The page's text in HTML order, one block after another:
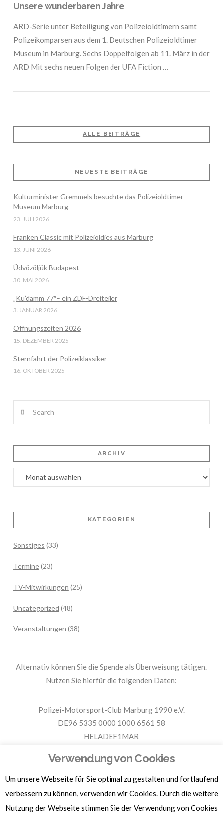
Unsere wunderbaren Jahre
ARD-Serie unter Beteiligung von Polizeioldtimern samt
Polizeikomparsen aus dem 1. Deutschen Polizeioldtimer
Museum in Marburg. Sechs Doppelfolgen ab 11. März in der
ARD Mit sechs neuen Folgen der UFA Fiction …
ALLE BEITRÄGE
NEUESTE BEITRÄGE
Kulturminister Gremmels besuchte das Polizeioldtimer
Museum Marburg
23. JULI 2026
Franken Classic mit Polizeioldies aus Marburg
13. JUNI 2026
Üdvözöljük Budapest
30. MAI 2026
„Ku’damm 77″– ein ZDF-Dreiteiler
3. JANUAR 2026
Öffnungszeiten 2026
15. DEZEMBER 2025
Sternfahrt der Polizeiklassiker
16. OKTOBER 2025
ARCHIV
Archiv
KATEGORIEN
Sonstiges (33)
Termine(23)
TV-Mitwirkungen (25)
Uncategorized (48)
Veranstaltungen (38)
Alternativ können Sie die Spende als Überweisung tätigen.
Nutzen Sie hierfür die folgenden Daten:
Polizei-Motorsport-Club Marburg 1990 e.V.
DE96 5335 0000 1000 6561 58
HELADEF1MAR
Für Spendenbescheinigungen, Sachspenden und weitere
Informationen, hier klicken.
Verwendung von Cookies
Um unsere Webseite für Sie optimal zu gestalten und fortlaufend
verbessern zu können, verwenden wir Cookies. Durch die weitere
Nutzung der Webseite stimmen Sie der Verwendung von Cookies